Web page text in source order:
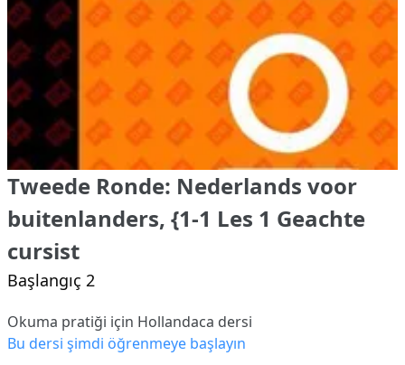
Tweede Ronde: Nederlands voor
buitenlanders, {1-1 Les 1 Geachte
cursist
Başlangıç 2
Okuma pratiği için Hollandaca dersi
Bu dersi şimdi öğrenmeye başlayın